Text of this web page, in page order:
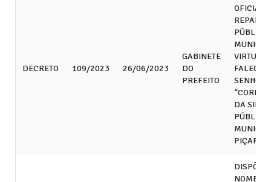
DECRETO 109/2023 26/06/2023
GABINETE
DO
PREFEITO
OFICIAL
VIRTUDE
SENHOR.
DA SILVA
PÚBLICO
PIÇARRA
DISPÕE